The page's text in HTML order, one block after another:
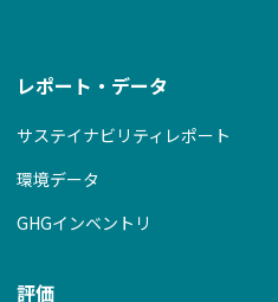
レポート・データ
サステイナビリティレポート
環境データ
GHGインベントリ
評価